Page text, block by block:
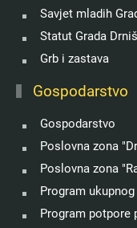
Savjet mladih
Statut Grada
Grb i zastava
Gospodarstvo
Gospodarstvo
Poslovna zona
Poslovna zona
Program
Program potpore